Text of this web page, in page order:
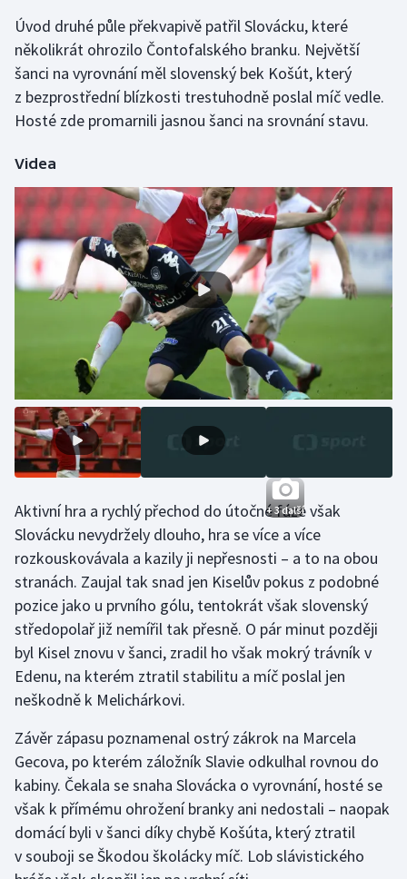
Motorsport
Olympijské hry
Plážový volejbal
Ragby
Rychlobruslení
Rychlostní kanoistika
Short track
Sportovní střelba
Triatlon
Veslování
Vodní slalom
Volejbal
Ostatní
Úvod druhé půle překvapivě patřil Slovácku, které
několikrát ohrozilo Čontofalského branku. Největší
šanci na vyrovnání měl slovenský bek Košút, který
z bezprostřední blízkosti trestuhodně poslal míč vedle.
Hosté zde promarnili jasnou šanci na srovnání stavu.
Videa
+ 3 další
Aktivní hra a rychlý přechod do útočné fáze však
Slovácku nevydržely dlouho, hra se více a více
rozkouskovávala a kazily ji nepřesnosti – a to na obou
stranách. Zaujal tak snad jen Kiselův pokus z podobné
pozice jako u prvního gólu, tentokrát však slovenský
středopolař již nemířil tak přesně. O pár minut později
byl Kisel znovu v šanci, zradil ho však mokrý trávník v
Edenu, na kterém ztratil stabilitu a míč poslal jen
neškodně k Melichárkovi.
Závěr zápasu poznamenal ostrý zákrok na Marcela
Gecova, po kterém záložník Slavie odkulhal rovnou do
kabiny. Čekala se snaha Slovácka o vyrovnání, hosté se
však k přímému ohrožení branky ani nedostali – naopak
domácí byli v šanci díky chybě Košúta, který ztratil
v souboji se Škodou školácky míč. Lob slávistického